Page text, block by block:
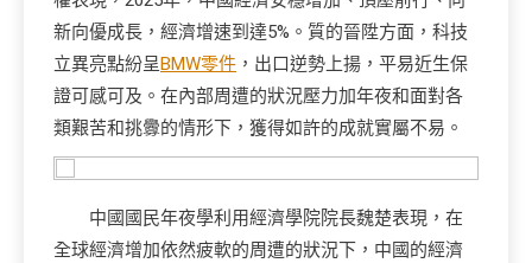
新向優成長，經濟增速到達5%。質的晉陞方面，科技
立異亮點紛呈BMW零件 ，出口逆勢上揚，平易近生保
證可感可及。在內部周遭的狀況壓力加年夜和面對各
類艱苦和挑釁的情形下，獲得如許的成就實屬不易。
中國國民年夜學利用經濟學院院長魏楚表現，在
全球經濟增加依然疲軟的周遭的狀況下，中國的經濟